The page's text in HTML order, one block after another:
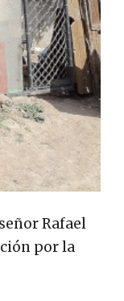
Rafael
por la